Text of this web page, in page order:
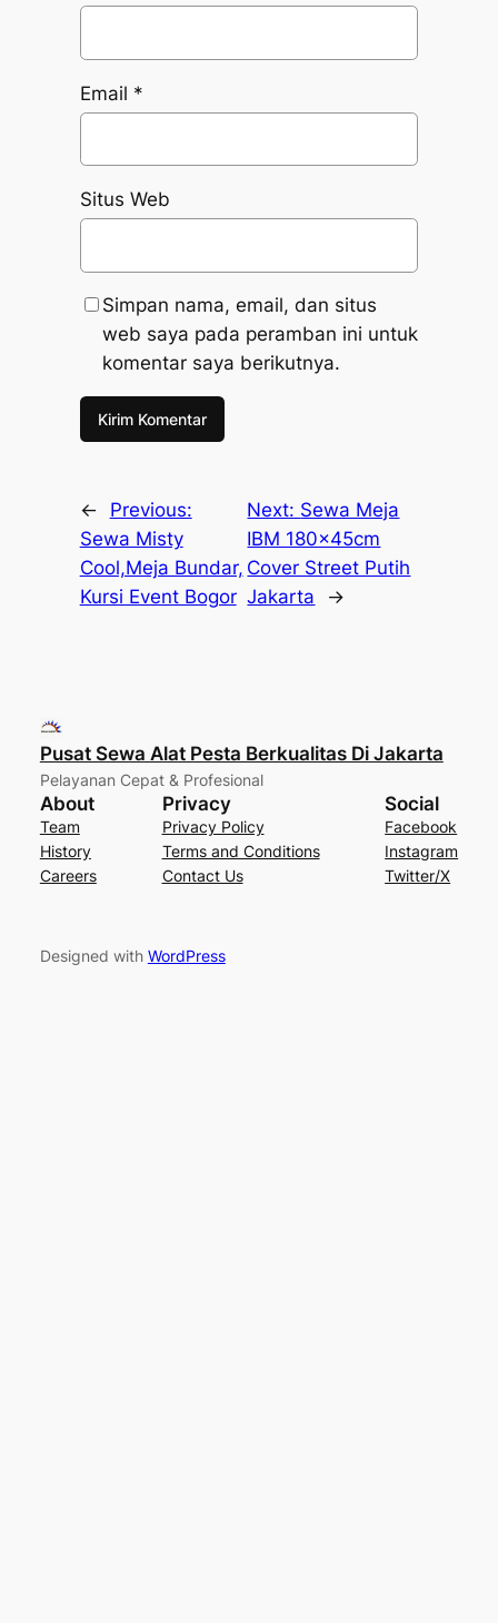
Email *
Situs Web
Simpan nama, email, dan situs
web saya pada peramban ini untuk
komentar saya berikutnya.
←
Previous:
Sewa Misty
Cool,Meja Bundar,
Kursi Event Bogor
Next: Sewa Meja
IBM 180×45cm
Cover Street Putih
Jakarta
→
Pusat Sewa Alat Pesta Berkualitas Di Jakarta
Pelayanan Cepat & Profesional
About
Team
History
Careers
Privacy
Privacy Policy
Terms and Conditions
Contact Us
Social
Facebook
Instagram
Twitter/X
Designed with WordPress